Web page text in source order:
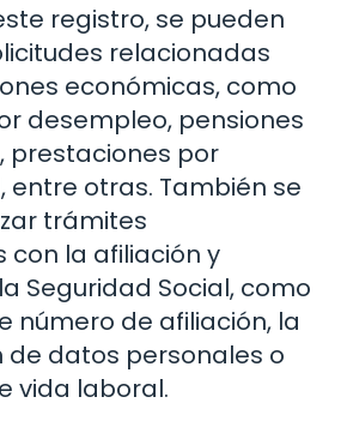
registro, se pueden
relacionadas
económicas, como
desempleo, pensiones
prestaciones por
entre otras. También se
trámites
con la afiliación y
Seguridad Social, como
número de afiliación, la
de datos personales o
vida laboral.